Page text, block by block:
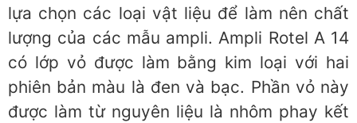
lựa chọn các loại vật liệu để làm nên chất
lượng của các mẫu ampli. Ampli Rotel A 14
có lớp vỏ được làm bằng kim loại với hai
phiên bản màu là đen và bạc. Phần vỏ này
được làm từ nguyên liệu là nhôm phay kết